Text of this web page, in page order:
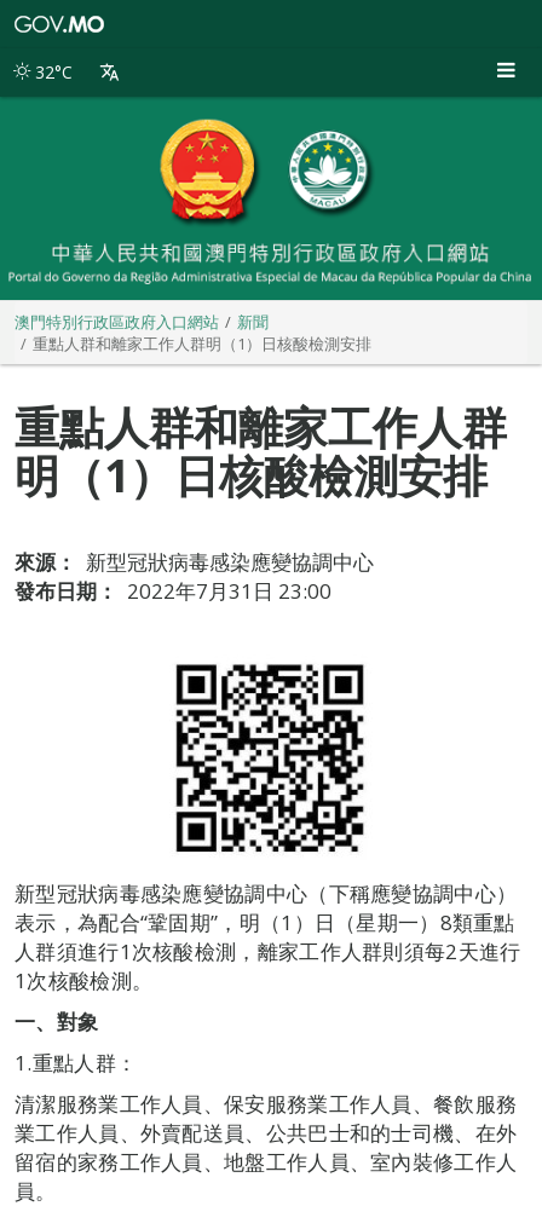
別
32°C
澳門特別行政區政府入口網站
新聞
重點人群和離家工作人群明（1）日核酸檢測安排
重點人群和離家工作人群
明（1）日核酸檢測安排
來源：
新型冠狀病毒感染應變協調中心
發布日期：
2022年7月31日 23:00
新型冠狀病毒感染應變協調中心（下稱應變協調中心）
表示，為配合“鞏固期”，明（1）日（星期一）8類重點
人群須進行1次核酸檢測，離家工作人群則須每2天進行
1次核酸檢測。
一、對象
1.重點人群：
清潔服務業工作人員、保安服務業工作人員、餐飲服務
業工作人員、外賣配送員、公共巴士和的士司機、在外
留宿的家務工作人員、地盤工作人員、室內裝修工作人
員。